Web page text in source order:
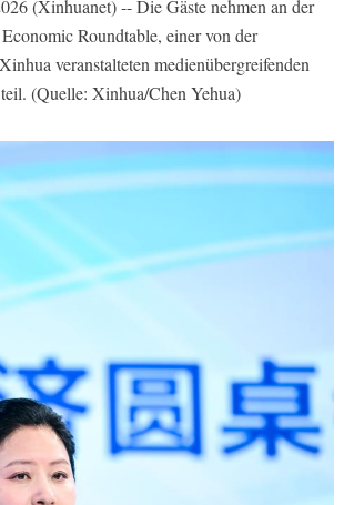
(Xinhuanet) -- Die Gäste nehmen an der
Roundtable, einer von der
veranstalteten medienübergreifenden
(Quelle: Xinhua/Chen Yehua)